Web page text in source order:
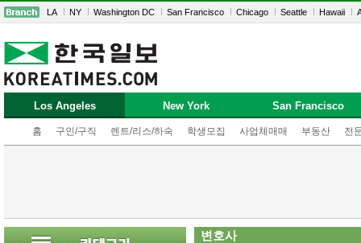
LA NY Washington DC San Francisco Chicago Seattle Hawaii
Los Angeles
홈 구인/구직 렌트/리스/하숙 학생모집 사업체매매 부동산 전
New York San Francisco
변호사